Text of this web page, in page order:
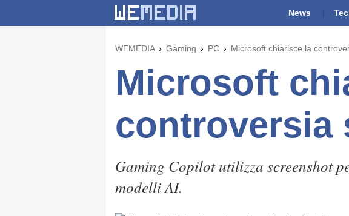
News
WEMEDIA Gaming PC Microsoft chiarisce la
Microsoft
controversia
Gaming Copilot utilizza screenshot
modelli AI.